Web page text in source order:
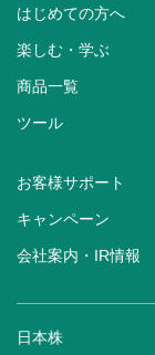
はじめての方へ
楽しむ・学ぶ
商品一覧
ツール
お客様サポート
キャンペーン
会社案内・IR情報
日本株